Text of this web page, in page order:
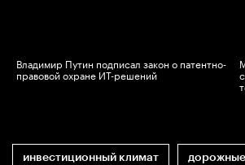
Владимир Путин подписал закон о патентно-
правовой охране ИТ-решений
инвестиционный климат